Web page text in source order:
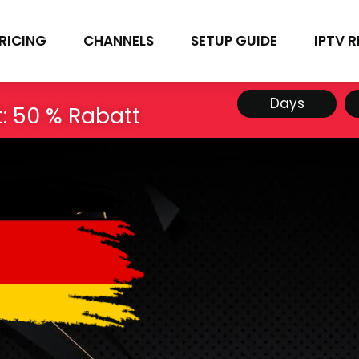
CHANNELS SETUP GUIDE IPTV
50 % Rabatt Days